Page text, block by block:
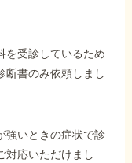
を受診しているため
断書のみ依頼しまし
強いときの症状で診
対応いただけまし